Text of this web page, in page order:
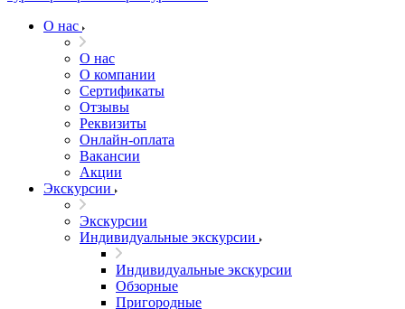
О нас
О нас
О компании
Сертификаты
Отзывы
Реквизиты
Онлайн-оплата
Вакансии
Акции
Экскурсии
Экскурсии
Индивидуальные экскурсии
Индивидуальные экскурсии
Обзорные
Пригородные